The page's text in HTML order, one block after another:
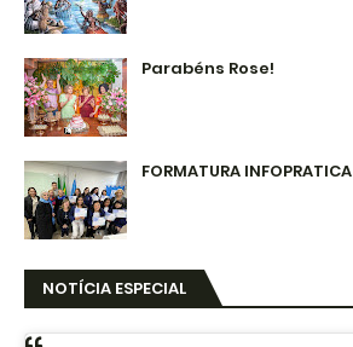
Parabéns Rose!
FORMATURA INFOPRATICA
NOTÍCIA ESPECIAL